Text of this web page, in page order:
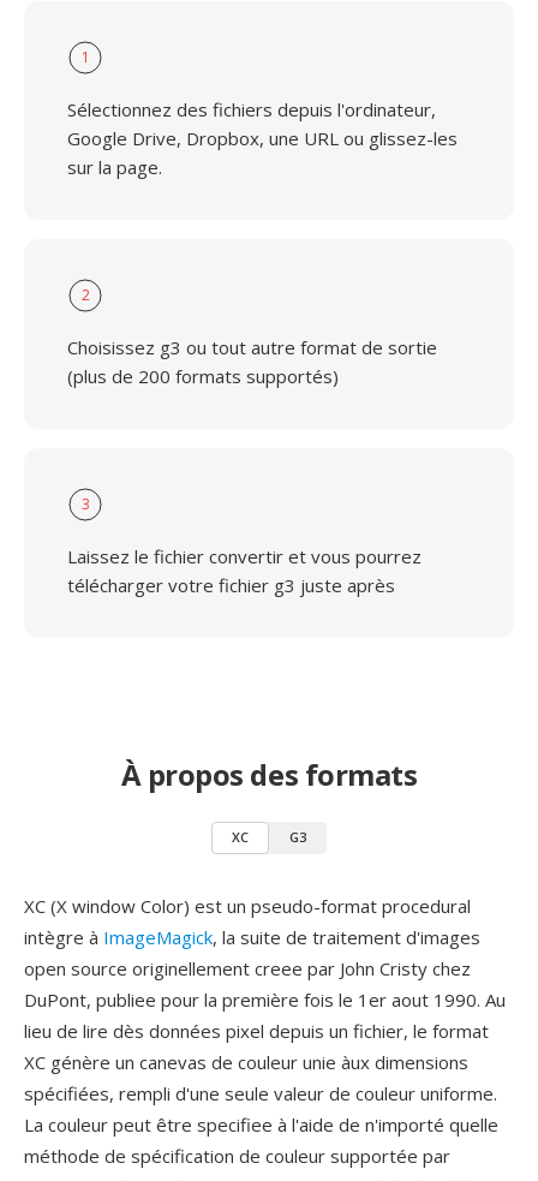
1
Sélectionnez des fichiers depuis l'ordinateur,
Google Drive, Dropbox, une URL ou glissez-les
sur la page.
2
Choisissez g3 ou tout autre format de sortie
(plus de 200 formats supportés)
3
Laissez le fichier convertir et vous pourrez
télécharger votre fichier g3 juste après
À propos des formats
XC G3
XC (X window Color) est un pseudo-format procedural
intègre à ImageMagick, la suite de traitement d'images
open source originellement creee par John Cristy chez
DuPont, publiee pour la première fois le 1er aout 1990. Au
lieu de lire dès données pixel depuis un fichier, le format
XC génère un canevas de couleur unie àux dimensions
spécifiées, rempli d'une seule valeur de couleur uniforme.
La couleur peut être specifiee à l'aide de n'importé quelle
méthode de spécification de couleur supportée par